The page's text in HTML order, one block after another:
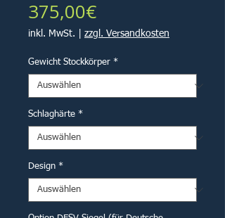
375,00€Sale-
Preis
inkl. MwSt. zzgl. Versandkosten
Gewicht Stockkörper *
Schlaghärte *
Design *